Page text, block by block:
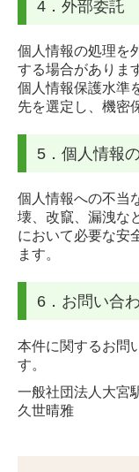
4．外部委託
個人情報の処理を
する場合がありま
個人情報保護水準
先を選定し、機密
5．個人情報
個人情報への不当
壊、改竄、漏洩な
において必要な安
ます。
6．お問い合
本件に関するお問
す。
一般社団法人大
久世晴雅